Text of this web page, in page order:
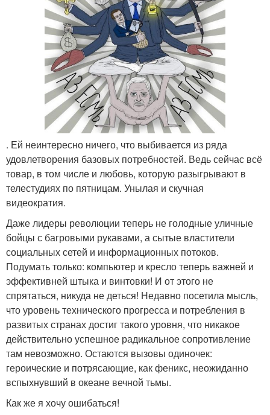
. Ей неинтересно ничего, что выбивается из ряда
удовлетворения базовых потребностей. Ведь сейчас всё
товар, в том числе и любовь, которую разыгрывают в
телестудиях по пятницам. Унылая и скучная
видеократия.
Даже лидеры революции теперь не голодные уличные
бойцы с багровыми рукавами, а сытые властители
социальных сетей и информационных потоков.
Подумать только: компьютер и кресло теперь важней и
эффективней штыка и винтовки! И от этого не
спрятаться, никуда не деться! Недавно посетила мысль,
что уровень технического прогресса и потребления в
развитых странах достиг такого уровня, что никакое
действительно успешное радикальное сопротивление
там невозможно. Остаются вызовы одиночек:
героические и потрясающие, как феникс, неожиданно
вспыхнувший в океане вечной тьмы.
Как же я хочу ошибаться!